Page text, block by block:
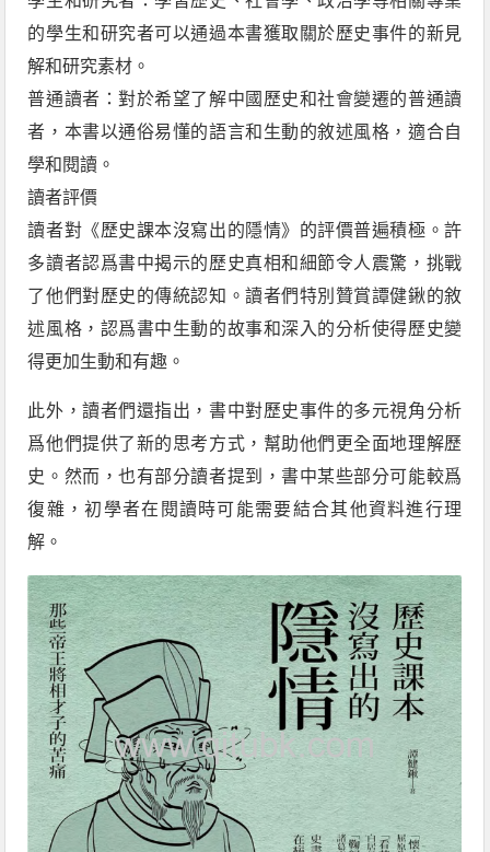
的學生和研究者可以通過本書獲取關於歷史事件的新見
解和研究素材。
普通讀者：對於希望了解中國歷史和社會變遷的普通讀
者，本書以通俗易懂的語言和生動的敘述風格，適合自
學和閱讀。
讀者評價
讀者對《歷史課本沒寫出的隱情》的評價普遍積極。許
多讀者認爲書中揭示的歷史真相和細節令人震驚，挑戰
了他們對歷史的傳統認知。讀者們特別贊賞譚健鍬的敘
述風格，認爲書中生動的故事和深入的分析使得歷史變
得更加生動和有趣。
此外，讀者們還指出，書中對歷史事件的多元視角分析
爲他們提供了新的思考方式，幫助他們更全面地理解歷
史。然而，也有部分讀者提到，書中某些部分可能較爲
復雜，初學者在閱讀時可能需要結合其他資料進行理
解。